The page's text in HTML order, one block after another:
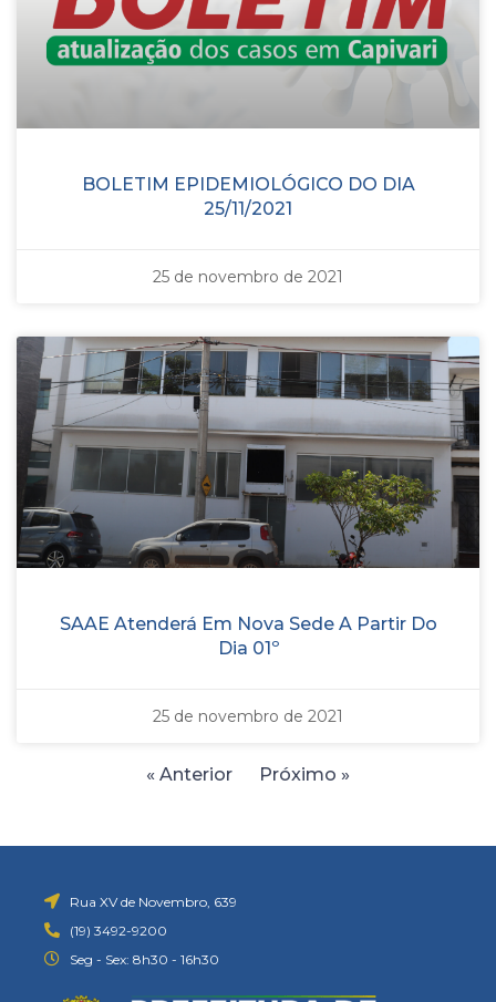
BOLETIM EPIDEMIOLÓGICO DO DIA
25/11/2021
25 de novembro de 2021
SAAE Atenderá Em Nova Sede A Partir Do
Dia 01º
25 de novembro de 2021
« Anterior Próximo »
Rua XV de Novembro, 639
(19) 3492-9200
Seg - Sex: 8h30 - 16h30